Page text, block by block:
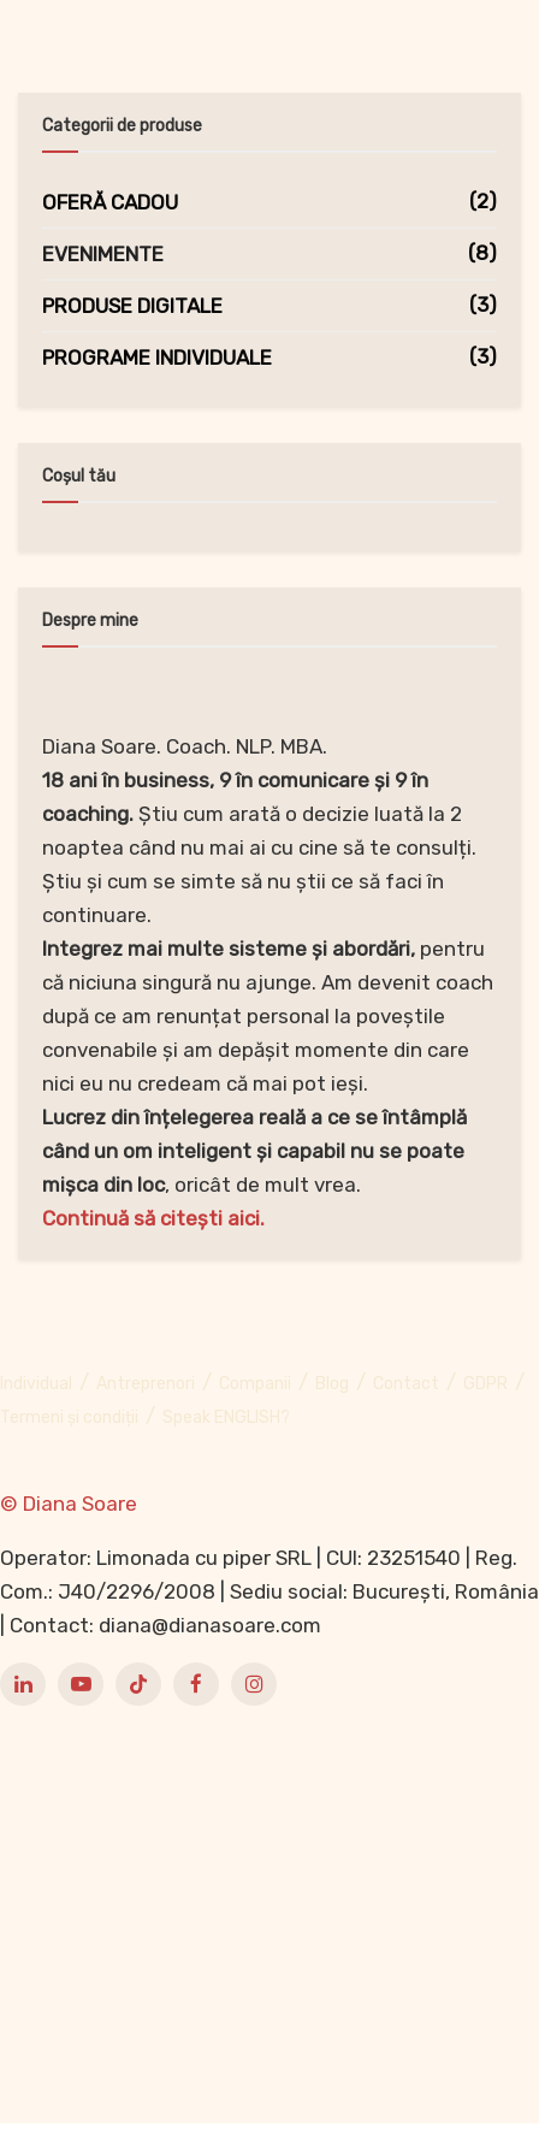
Categorii de produse
OFERĂ CADOU (2)
EVENIMENTE (8)
PRODUSE DIGITALE (3)
PROGRAME INDIVIDUALE (3)
Coșul tău
Despre mine
Diana Soare. Coach. NLP. MBA.
18 ani în business, 9 în comunicare și 9 în
coaching. Știu cum arată o decizie luată la 2
noaptea când nu mai ai cu cine să te consulți.
Știu și cum se simte să nu știi ce să faci în
continuare.
Integrez mai multe sisteme și abordări, pentru
că niciuna singură nu ajunge. Am devenit coach
după ce am renunțat personal la poveștile
convenabile și am depășit momente din care
nici eu nu credeam că mai pot ieși.
Lucrez din înțelegerea reală a ce se întâmplă
când un om inteligent și capabil nu se poate
mișca din loc, oricât de mult vrea.
Continuă să citești aici.
Individual Antreprenori Companii Blog Contact
GDPR
Termeni și condiții
Speak ENGLISH?
© Diana Soare
Operator: Limonada cu piper SRL | CUI: 23251540 | Reg.
Com.: J40/2296/2008 | Sediu social: București, România
| Contact: diana@dianasoare.com